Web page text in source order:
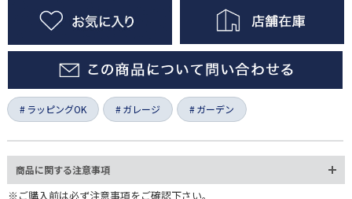
ラッピングOK ガレージ ガーデン
商品に関する注意事項
※ご購入前は必ず注意事項をご確認下さい。